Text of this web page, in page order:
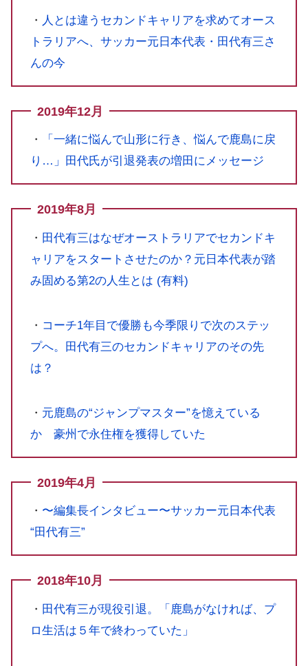
・ 人とは違うセカンドキャリアを求めてオース
トラリアへ、サッカー元日本代表・田代有三さ
んの今
2019年12月
・
「一緒に悩んで山形に行き、悩んで鹿島に戻
り…」田代氏が引退発表の増田にメッセージ
2019年8月
・ 田代有三はなぜオーストラリアでセカンドキ
ャリアをスタートさせたのか？元日本代表が踏
み固める第2の人生とは (有料)
・ コーチ1年目で優勝も今季限りで次のステッ
プへ。田代有三のセカンドキャリアのその先
は？
・ 元鹿島の“ジャンプマスター”を憶えている
か 豪州で永住権を獲得していた
2019年4月
・ 〜編集長インタビュー〜サッカー元日本代表
“田代有三”
2018年10月
・ 田代有三が現役引退。「鹿島がなければ、プ
ロ生活は５年で終わっていた」